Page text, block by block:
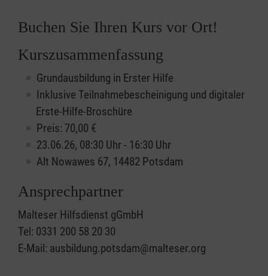
Buchen Sie Ihren Kurs vor Ort!
Kurszusammenfassung
Grundausbildung in Erster Hilfe
Inklusive Teilnahmebescheinigung und digitaler
Erste-Hilfe-Broschüre
Preis: 70,00 €
23.06.26, 08:30 Uhr - 16:30 Uhr
Alt Nowawes 67, 14482 Potsdam
Ansprechpartner
Malteser Hilfsdienst gGmbH
Tel: 0331 200 58 20 30
E-Mail: ausbildung.potsdam@malteser.org